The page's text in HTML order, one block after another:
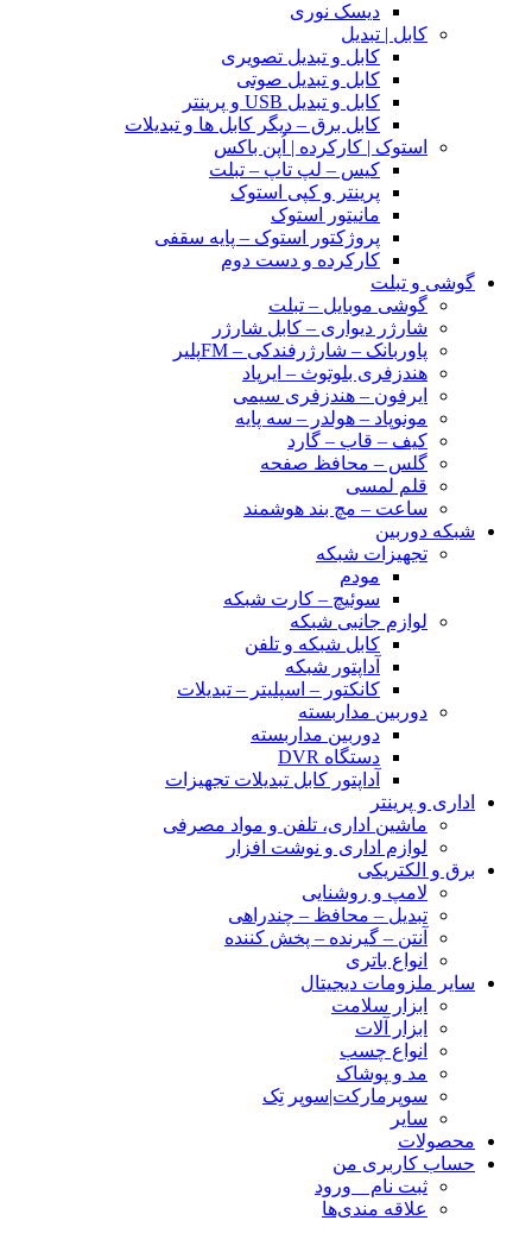
دیسک نوری
کابل | تبدیل
کابل و تبدیل تصویری
کابل و تبدیل صوتی
کابل و تبدیل USB و پرینتر
کابل برق – دیگر کابل ها و تبدیلات
استوک | کارکرده | اُپن باکس
کیس – لپ تاپ – تبلت
پرینتر و کپی استوک
مانیتور استوک
پروژکتور استوک – پایه سقفی
کارکرده و دست دوم
گوشی و تبلت
گوشی موبایل – تبلت
شارژر دیواری – کابل شارژر
پاوربانک – شارژرفندکی – FMپلیر
هندزفری بلوتوث – ایرپاد
ایرفون – هندزفری سیمی
مونوپاد – هولدر – سه پایه
کیف – قاب – گارد
گلس – محافظ صفحه
قلم لمسی
ساعت – مچ بند هوشمند
شبکه دوربین
تجهیزات شبکه
مودم
سوئیچ – کارت شبکه
لوازم جانبی شبکه
کابل شبکه و تلفن
آداپتور شبکه
کانکتور – اسپلیتر – تبدیلات
دوربین مداربسته
دوربین مداربسته
دستگاه DVR
آداپتور کابل تبدیلات تجهیزات
اداری و پرینتر
ماشین اداری، تلفن و مواد مصرفی
لوازم اداری و نوشت افزار
برق و الکتریکی
لامپ و روشنایی
تبدیل – محافظ – چندراهی
آنتن – گیرنده – پخش کننده
انواع باتری
سایر ملزومات دیجیتال
ابزار سلامت
ابزار آلات
انواع چسب
مد و پوشاک
سوپرمارکت|سوپر تِک
سایر
محصولات
حساب کاربری من
ثبت نام _ ورود
علاقه مندی‌ها